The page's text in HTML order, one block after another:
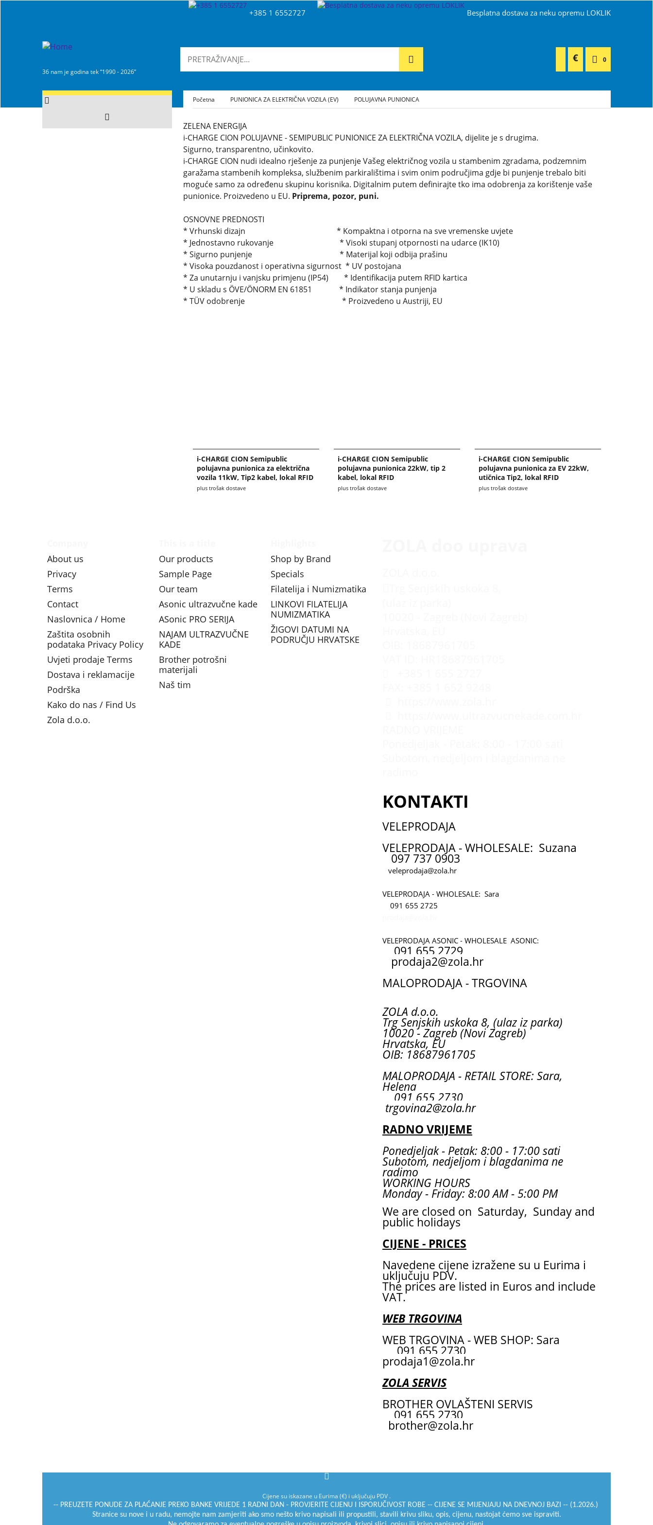
+385 1 6552727 Besplatna dostava za neku opremu LOKLIK
36 nam je godina tek “1990 - 2026”
0
€
Početna PUNIONICA ZA ELEKTRIČNA VOZILA (EV) POLUJAVNA PUNIONICA
ZELENA ENERGIJA
i-CHARGE CION POLUJAVNE - SEMIPUBLIC PUNIONICE ZA ELEKTRIČNA VOZILA, dijelite je s drugima.
Sigurno, transparentno, učinkovito.
i-CHARGE CION nudi idealno rješenje za punjenje Vašeg električnog vozila u stambenim zgradama, podzemnim
garažama stambenih kompleksa, službenim parkiralištima i svim onim područjima gdje bi punjenje trebalo biti
moguće samo za određenu skupinu korisnika. Digitalnim putem definirajte tko ima odobrenja za korištenje vaše
punionice. Proizvedeno u EU. Priprema, pozor, puni.
OSNOVNE PREDNOSTI
* Vrhunski dizajn * Kompaktna i otporna na sve vremenske uvjete
* Jednostavno rukovanje * Visoki stupanj otpornosti na udarce (IK10)
* Sigurno punjenje * Materijal koji odbija prašinu
* Visoka pouzdanost i operativna sigurnost * UV postojana
* Za unutarnju i vanjsku primjenu (IP54) * Identifikacija putem RFID kartica
* U skladu s ÖVE/ÖNORM EN 61851 * Indikator stanja punjenja
* TÜV odobrenje * Proizvedeno u Austriji, EU
i-CHARGE CION Semipublic
polujavna punionica za električna
vozila 11kW, Tip2 kabel, lokal RFID
plus trošak dostave
i-CHARGE CION Semipublic
polujavna punionica 22kW, tip 2
kabel, lokal RFID
plus trošak dostave
i-CHARGE CION Semipublic
polujavna punionica za EV 22kW,
utičnica Tip2, lokal RFID
plus trošak dostave
About us
Privacy
Terms
Contact
Naslovnica / Home
Zaštita osobnih
podataka Privacy Policy
Uvjeti prodaje Terms
Dostava i reklamacije
Podrška
Kako do nas / Find Us
Zola d.o.o.
Our products
Sample Page
Our team
Asonic ultrazvučne kade
ASonic PRO SERIJA
NAJAM ULTRAZVUČNE
KADE
Brother potrošni
materijali
Naš tim
Shop by Brand
Specials
Filatelija i Numizmatika
LINKOVI FILATELIJA
NUMIZMATIKA
ŽIGOVI DATUMI NA
PODRUČJU HRVATSKE
KONTAKTI
VELEPRODAJA
VELEPRODAJA - WHOLESALE: Suzana
097 737 0903
veleprodaja@zola.hr
VELEPRODAJA - WHOLESALE: Sara
091 655 2725
VELEPRODAJA ASONIC - WHOLESALE ASONIC:
091 655 2729
prodaja2@zola.hr
MALOPRODAJA - TRGOVINA
ZOLA d.o.o.
Trg Senjskih uskoka 8, (ulaz iz parka)
10020 - Zagreb (Novi Zagreb)
Hrvatska, EU
OIB: 18687961705
MALOPRODAJA - RETAIL STORE: Sara,
Helena
091 655 2730
trgovina2@zola.hr
RADNO VRIJEME
Ponedjeljak - Petak: 8:00 - 17:00 sati
Subotom, nedjeljom i blagdanima ne
radimo
WORKING HOURS
Monday - Friday: 8:00 AM - 5:00 PM
We are closed on Saturday, Sunday and
public holidays
CIJENE - PRICES
Navedene cijene izražene su u Eurima i
uključuju PDV.
The prices are listed in Euros and include
VAT.
WEB TRGOVINA
WEB TRGOVINA - WEB SHOP: Sara
091 655 2730
prodaja1@zola.hr
ZOLA SERVIS
BROTHER OVLAŠTENI SERVIS
091 655 2730
brother@zola.hr
Cijene su iskazane u Eurima (€) i uključuju PDV .
-- PREUZETE PONUDE ZA PLAĆANJE PREKO BANKE VRIJEDE 1 RADNI DAN - PROVJERITE CIJENU I ISPORUČIVOST ROBE -- CIJENE SE MIJENJAJU NA DNEVNOJ BAZI -- (1.2026.)
Stranice su nove i u radu, nemojte nam zamjeriti ako smo nešto krivo napisali ili propustili, stavili krivu sliku, opis, cijenu, nastojat ćemo sve ispraviti.